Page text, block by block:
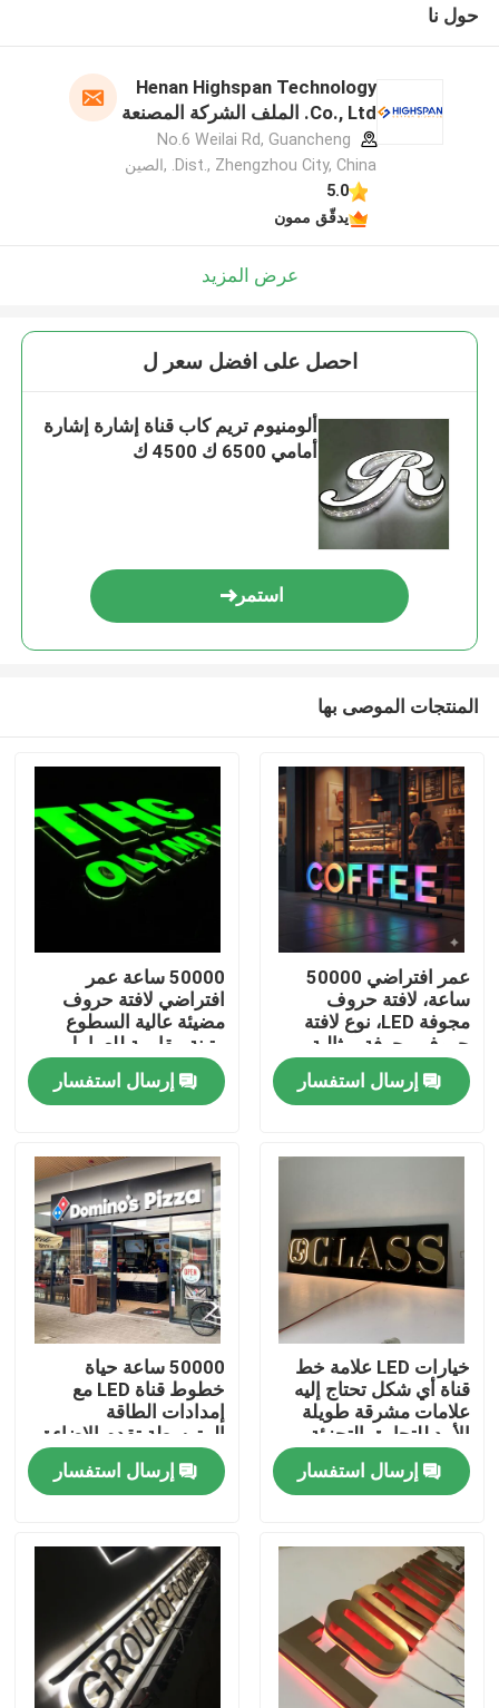
مسكن
جولة في المعمل
مراقبة الجودة
اتصل بنا
اطلب اقتباس
3D علامة الرسالة
قناة الرسالة التوقيع
علامة الرسالة الخلفية
حول نا
Henan Highspan Technology
Co., Ltd. الملف الشركة المصنعة
No.6 Weilai Rd, Guancheng
Dist., Zhengzhou City, China. ,الصين
5.0
يدقّق ممون
عرض المزيد
احصل على افضل سعر ل
ألومنيوم تريم كاب قناة إشارة إشارة
أمامي 6500 ك 4500 ك
استمر
المنتجات الموصى بها
عمر افتراضي 50000
ساعة، لافتة حروف
مجوفة LED، نوع لافتة
حروف مجوفة، مثالية
للإعلانات التجارية وحلول
اللافتاتإرسال استفسار
50000 ساعة عمر
افتراضي لافتة حروف
مضيئة عالية السطوع
متينة مقاومة للعوامل
الجوية لافتة إعلانية تجارية
إرسال استفسار
خيارات LED علامة خط
قناة أي شكل تحتاج إليه
علامات مشرقة طويلة
الأمد للتجارة بالتجزئة
والعلامات التجارية
للشركاتإرسال استفسار
50000 ساعة حياة
خطوط قناة LED مع
إمدادات الطاقة
المتوسطة تقدم الإضاءة
وأداء الإشارات التجارية
على المدى الطويل
إرسال استفسار